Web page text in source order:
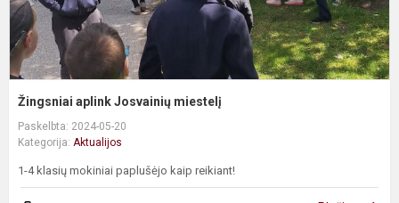
Žingsniai aplink Josvainių miestelį
Paskelbta: 2024-05-20
Kategorija: Aktualijos
1-4 klasių mokiniai paplušėjo kaip reikiant!